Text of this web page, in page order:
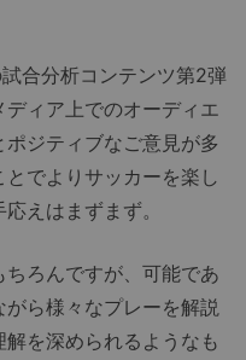
合分析コンテンツ第2弾
ィア上でのオーディエ
ジティブなご意見が多
でよりサッカーを楽し
えはまずまず。
ろんですが、可能であ
ら様々なプレーを解説
を深められるようなも